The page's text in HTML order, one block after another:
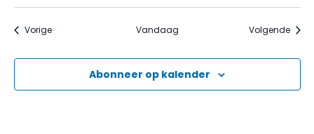
VorigeEvenementen Vandaag Volgende
Abonneer op kalender